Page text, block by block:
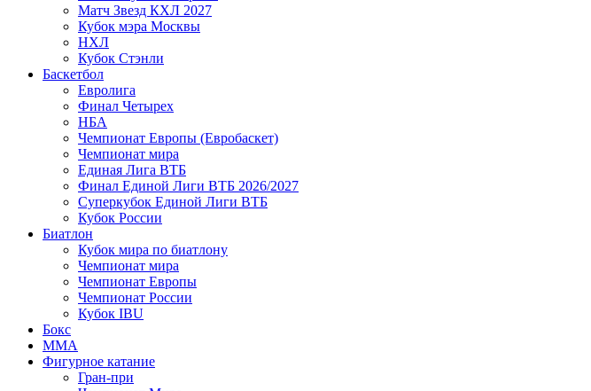
Матч Звезд КХЛ 2027
Кубок мэра Москвы
НХЛ
Кубок Стэнли
Баскетбол
Евролига
Финал Четырех
НБА
Чемпионат Европы (Евробаскет)
Чемпионат мира
Единая Лига ВТБ
Финал Единой Лиги ВТБ 2026/2027
Суперкубок Единой Лиги ВТБ
Кубок России
Биатлон
Кубок мира по биатлону
Чемпионат мира
Чемпионат Европы
Чемпионат России
Кубок IBU
Бокс
MMA
Фигурное катание
Гран-при